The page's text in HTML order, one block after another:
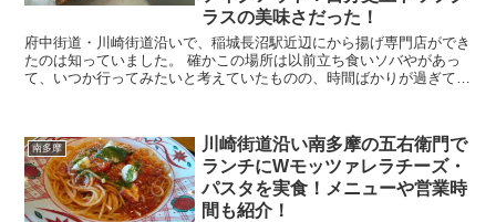
ラスの美味さだった！
府中街道・川崎街道沿いで、稲城長沼駅近辺にから揚げ専門店ができ
たのは知っていました。 確かこの場所は以前立ち食いソバやがあっ
て、いつか行ってみたいと考えていたものの、時間ばかりが過ぎてい
南多摩
川崎街道沿い南多摩の五右衛門で
ランチにWモッツァレラチーズ・
パスタを実食！メニューや営業時
間も紹介！